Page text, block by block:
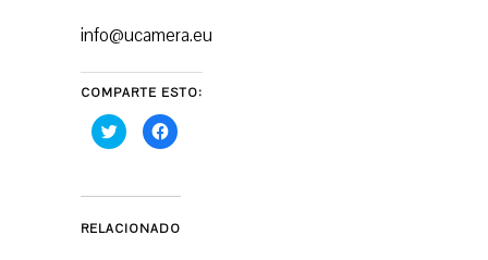
info@ucamera.eu
COMPARTE ESTO:
H
a
i
p
a
H
a
i
p
a
RELACIONADO